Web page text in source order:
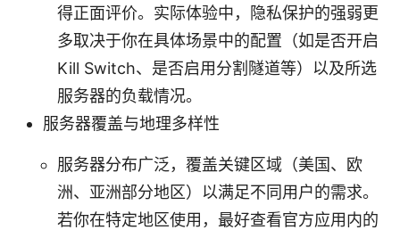
得正面评价。实际体验中，隐私保护的强弱更
多取决于你在具体场景中的配置（如是否开启
Kill Switch、是否启用分割隧道等）以及所选
服务器的负载情况。
服务器覆盖与地理多样性
服务器分布广泛，覆盖关键区域（美国、欧
洲、亚洲部分地区）以满足不同用户的需求。
若你在特定地区使用，最好查看官方应用内的